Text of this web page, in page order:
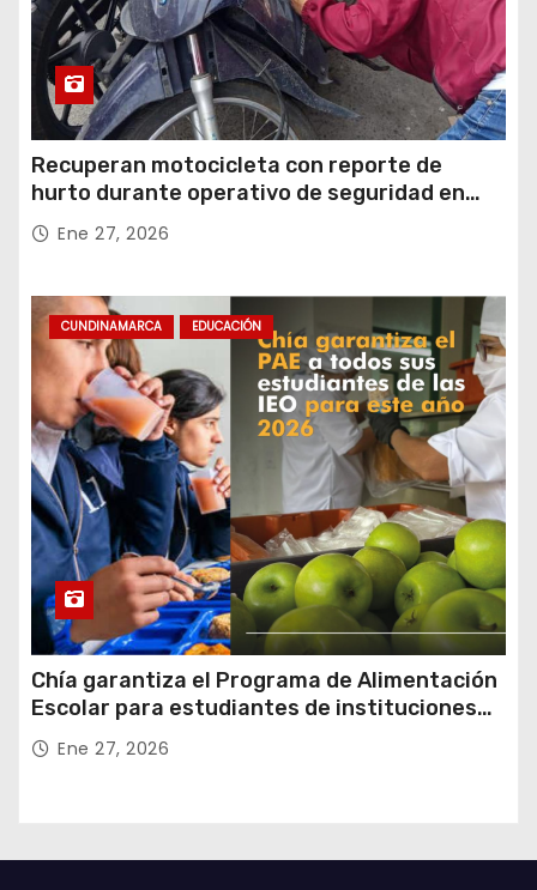
Recuperan motocicleta con reporte de
hurto durante operativo de seguridad en
Rafael Uribe Uribe
Ene 27, 2026
CUNDINAMARCA EDUCACIÓN
Chía garantiza el Programa de Alimentación
Escolar para estudiantes de instituciones
oficiales
Ene 27, 2026